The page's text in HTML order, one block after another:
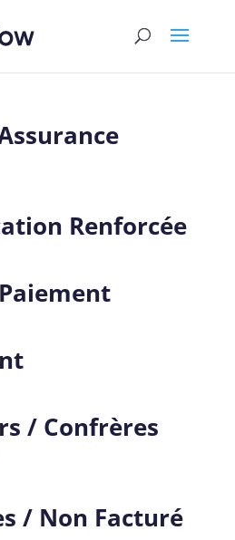
Renforcée
/ Confrères
/ Non Facturé